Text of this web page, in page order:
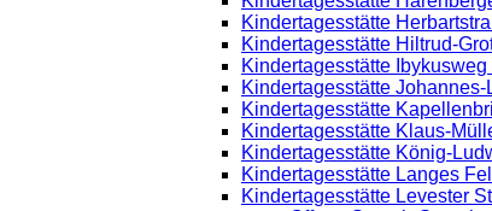
Kindertagesstätte
Kindertagesstätte Hiltrud-
Kindertagesstätte
Kindertagesstätte Johannes-
Kindertagesstätte
Kindertagesstätte Klaus-
Kindertagesstätte König-
Kindertagesstätte Langes
Kindertagesstätte Levester